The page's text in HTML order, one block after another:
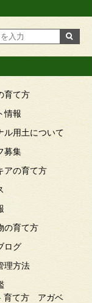
育て方
情報
ル用土について
募集
アの育て方
の育て方
ログ
理方法
育て方 アガベ